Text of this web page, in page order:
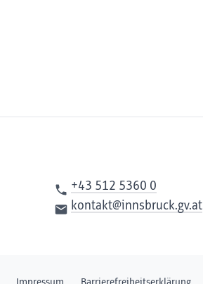
+43 512 5360 0
kontakt@innsbruck.gv.at